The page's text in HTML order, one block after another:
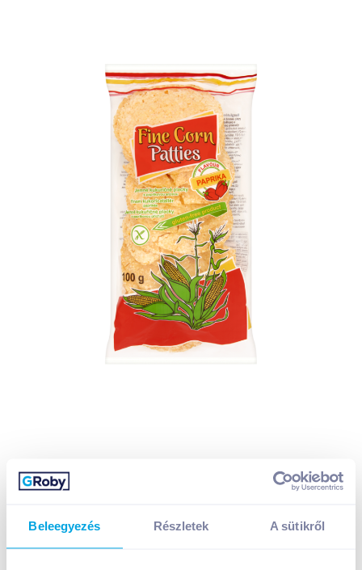
Beleegyezés Részletek A sütikről